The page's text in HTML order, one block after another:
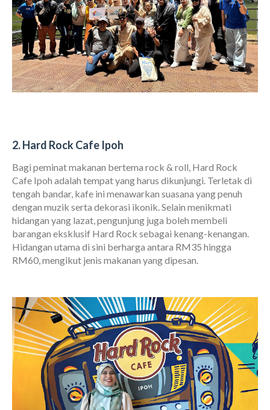
2. Hard Rock Cafe Ipoh
Bagi peminat makanan bertema rock & roll, Hard Rock
Cafe Ipoh adalah tempat yang harus dikunjungi. Terletak di
tengah bandar, kafe ini menawarkan suasana yang penuh
dengan muzik serta dekorasi ikonik. Selain menikmati
hidangan yang lazat, pengunjung juga boleh membeli
barangan eksklusif Hard Rock sebagai kenang-kenangan.
Hidangan utama di sini berharga antara RM35 hingga
RM60, mengikut jenis makanan yang dipesan.